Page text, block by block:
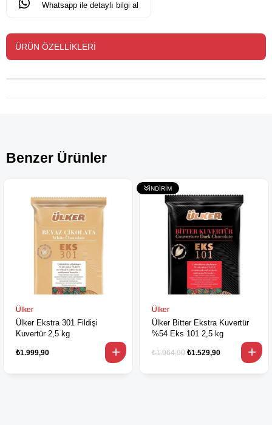
Whatsapp ile detaylı bilgi al
ÜRÜN ÖZELLIKLERI
Benzer Ürünler
Ülker
Ülker Ekstra 301 Fildişi
Kuvertür 2,5 kg
₺1.999,90
Ülker
Ülker Bitter Ekstra Kuvertür
%54 Eks 101 2,5 kg
₺1.529,90
₺1.964,90